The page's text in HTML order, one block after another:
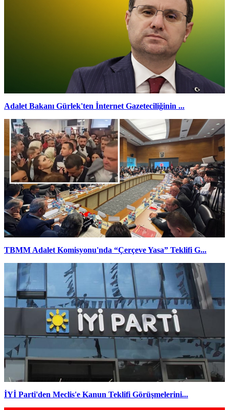
Adalet Bakanı Gürlek'ten İnternet Gazeteciliğinin ...
TBMM Adalet Komisyonu'nda “Çerçeve Yasa” Teklifi G...
İYİ Parti'den Meclis'e Kanun Teklifi Görüşmelerini...